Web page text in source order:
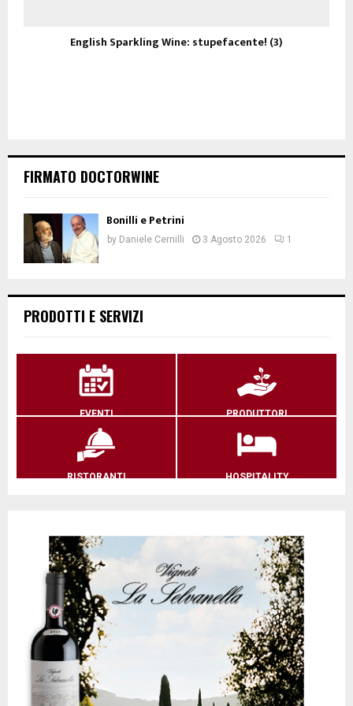
English Sparkling Wine: stupefacente! (3)
FIRMATO DOCTORWINE
Bonilli e Petrini
by Daniele Cernilli 3 Agosto 2026 1
PRODOTTI E SERVIZI
EVENTI PRODUTTORI
RISTORANTI HOSPITALITY